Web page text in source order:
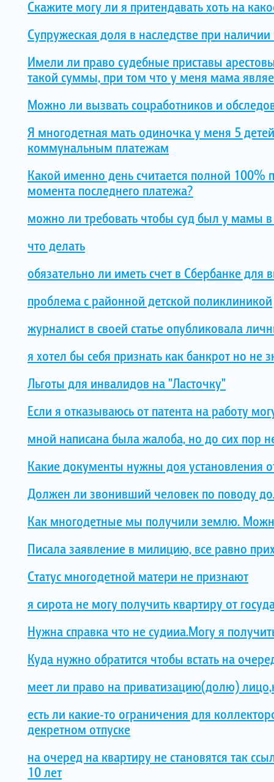
Скажите могу ли я притендавать хоть на
Супружеская доля в наследстве при
Имели ли право судебные приставы
такой суммы, при том что у меня мама
Можно ли вызвать соцработников и
Я многодетная мать одиночка у меня 5
коммунальным платежам
Какой именно день считается полной
момента последнего платежа?
можно ли требовать чтобы суд был у мамы в
что делать
обязательно ли иметь счет в Сбербанке для
проблема с районной детской поликлиникой
журналист в своей статье опубликовала
я хотел бы себя признать как банкрот но не
Льготы для инвалидов на "Ласточку"
Если я отказываюсь от патента на работу
мной написана была жалоба, но до сих пор
Какие документы нужны доя установления
Должен ли звонивший человек по поводу
Как многодетные мы получили землю.
Писала заявление в милицию, все равно
Статус многодетной матери не признают
я сирота не могу получить квартиру от
Нужна справка что не судииа.Могу я
Куда нужно обратится чтобы встать на
меет ли право на приватизацию(долю)
есть ли какие-то ограничения для
декретном отпуске
на очеред на квартиру не становятся так
10 лет